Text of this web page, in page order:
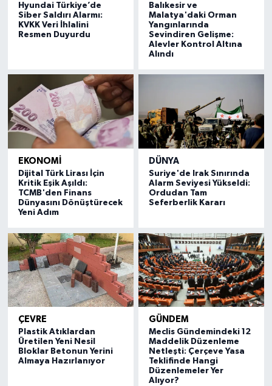
Hyundai Türkiye’de
Siber Saldırı Alarmı:
KVKK Veri İhlalini
Resmen Duyurdu
Balıkesir ve
Malatya'daki Orman
Yangınlarında
Sevindiren Gelişme:
Alevler Kontrol Altına
Alındı
EKONOMİ
Dijital Türk Lirası İçin
Kritik Eşik Aşıldı:
TCMB'den Finans
Dünyasını Dönüştürecek
Yeni Adım
DÜNYA
Suriye'de Irak Sınırında
Alarm Seviyesi Yükseldi:
Ordudan Tam
Seferberlik Kararı
ÇEVRE
Plastik Atıklardan
Üretilen Yeni Nesil
Bloklar Betonun Yerini
Almaya Hazırlanıyor
GÜNDEM
Meclis Gündemindeki 12
Maddelik Düzenleme
Netleşti: Çerçeve Yasa
Teklifinde Hangi
Düzenlemeler Yer
Alıyor?